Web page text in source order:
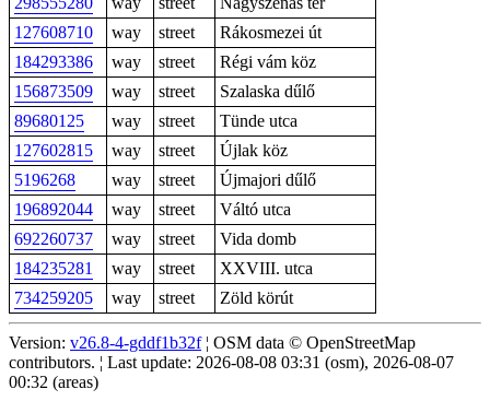
127608710
way street
Rákosmezei út
184293386
way street
Régi vám köz
156873509
way street
Szalaska dűlő
89680125
way street
Tünde utca
127602815
way street
Újlak köz
5196268
way street
Újmajori dűlő
196892044
way street
Váltó utca
692260737
way street
Vida domb
184235281
way street
XXVIII. utca
734259205
way street Zöld körút
Version: v26.8-4-gddf1b32f¦ OSM data © OpenStreetMap
contributors. ¦ Last update: 2026-08-08 03:31 (osm), 2026-08-07
00:32 (areas)